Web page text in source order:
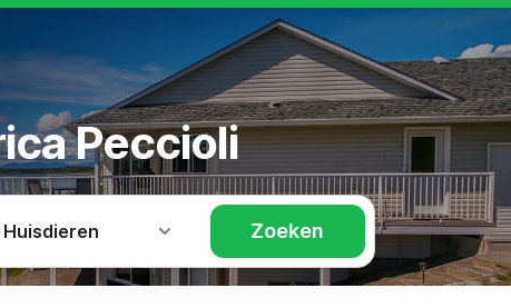
Peccioli
Huisdieren Zoeken